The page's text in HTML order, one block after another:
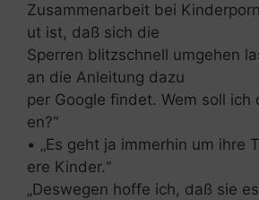
Zusammenarbeit bei
ut ist, daß sich die
Sperren blitzschnell umgehen
an die Anleitung dazu
per Google findet. Wem soll ich
en?“
• „Es geht ja immerhin um ihre
ere Kinder.“
„Deswegen hoffe ich, daß sie